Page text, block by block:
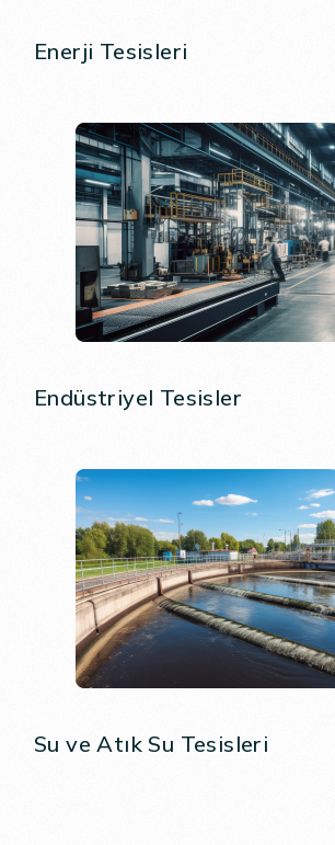
Enerji Tesisleri
Endüstriyel Tesisler
Su ve Atık Su Tesisleri